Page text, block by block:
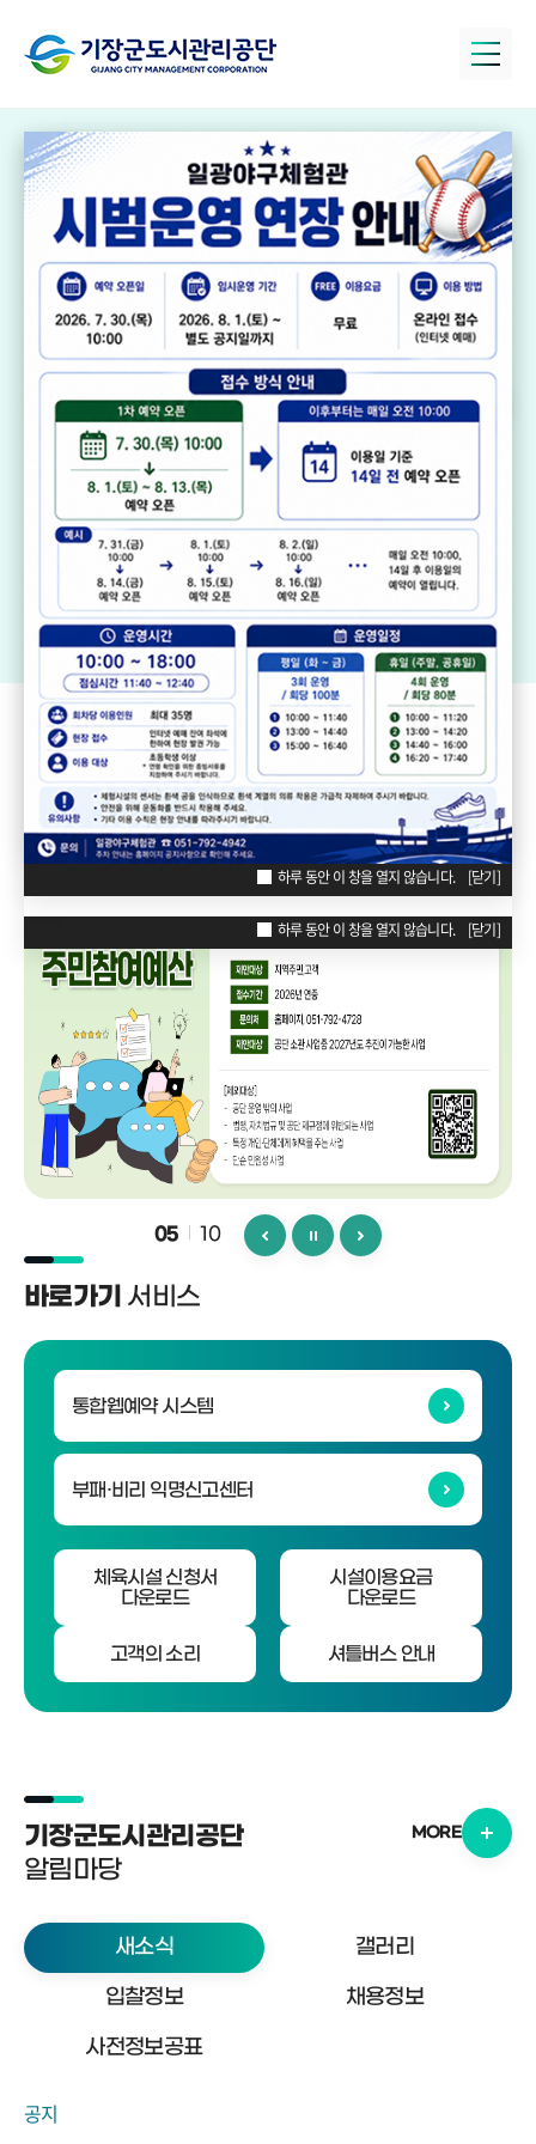
하루 동안 이 창을 열지 않습니다. [닫기]
하루 동안 이 창을 열지 않습니다. [닫기]
하루 동안 이 창을 열지 않습니다. [닫기]
정관아쿠아드림 파크
기장생활체육센터
국민체육센터
드림볼파크 장안천가족휴게공원
리틀·소프트볼구장
POPUPZONE
05 10
바로가기 서비스
통합웹예약 시스템
부패·비리 익명신고센터
체육시설 신청서
다운로드
시설이용요금
다운로드
고객의 소리 셔틀버스 안내
기장군도시관리공단
알림마당
새소식
갤러리
입찰정보
채용정보
사전정보공표
공지
MORE